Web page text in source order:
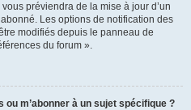
préviendra de la mise à jour d’un
Les options de notification des
modifiés depuis le panneau de
du forum ».
m’abonner à un sujet spécifique ?